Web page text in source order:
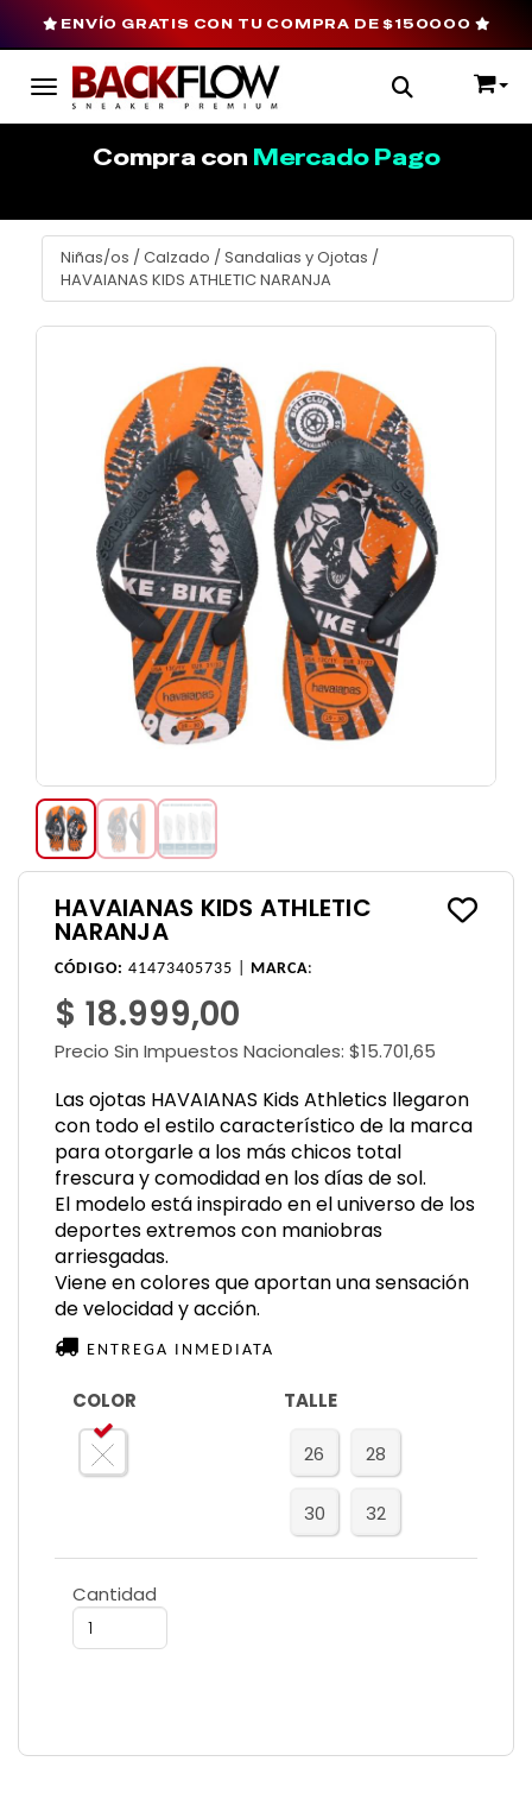
Toggle navigation
ENVÍO GRATIS CON TU COMPRA DE $150000
Compra con Mercado Pago
Niñas/os / Calzado / Sandalias y Ojotas /
HAVAIANAS KIDS ATHLETIC NARANJA
HAVAIANAS KIDS ATHLETIC
NARANJA
CÓDIGO: 41473405735 | MARCA:
$ 18.999,00
Precio Sin Impuestos Nacionales: $15.701,65
Las ojotas HAVAIANAS Kids Athletics llegaron
con todo el estilo característico de la marca
para otorgarle a los más chicos total
frescura y comodidad en los días de sol.
El modelo está inspirado en el universo de los
deportes extremos con maniobras
arriesgadas.
Viene en colores que aportan una sensación
de velocidad y acción.
ENTREGA INMEDIATA
COLOR TALLE
26 28
30 32
Cantidad